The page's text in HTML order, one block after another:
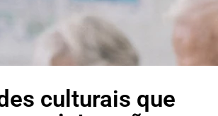
culturais que